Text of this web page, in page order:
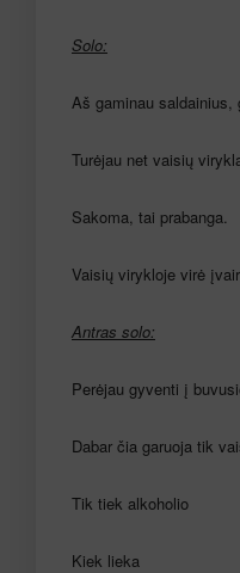
Solo:
Aš gaminau saldainius,
Turėjau net vaisių
Sakoma, tai prabanga.
Vaisių virykloje virė
Antras solo:
Perėjau gyventi į
Dabar čia garuoja tik
Tik tiek alkoholio
Kiek lieka